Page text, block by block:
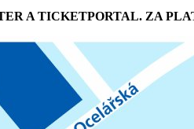
A TICKETPORTAL. ZA